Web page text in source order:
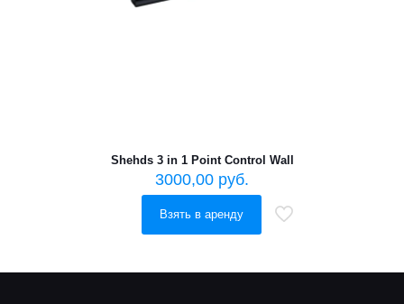
Shehds 3 in 1 Point Control Wall
3000,00 руб.
Взять в аренду